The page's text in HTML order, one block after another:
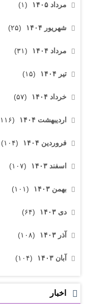
مرداد ۱۴۰۵ (۱)
شهریور ۱۴۰۴ (۲۵)
مرداد ۱۴۰۴ (۳۱)
تیر ۱۴۰۴ (۱۵)
خرداد ۱۴۰۴ (۵۷)
اردیبهشت ۱۴۰۴ (۱۱۶)
فروردین ۱۴۰۴ (۱۰۴)
اسفند ۱۴۰۳ (۱۰۷)
بهمن ۱۴۰۳ (۱۰۱)
دی ۱۴۰۳ (۶۴)
آذر ۱۴۰۳ (۱۰۸)
آبان ۱۴۰۳ (۱۰۴)
اخبار